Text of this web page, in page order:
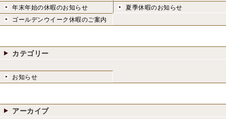
年末年始の休暇のお知らせ
夏季休暇のお知らせ
ゴールデンウイーク休暇のご案内
カテゴリー
お知らせ
アーカイブ